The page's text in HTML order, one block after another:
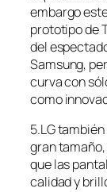
embargo
prototipo de
del
Samsung,
curva con
como
5.LG
gran
que las
calidad y